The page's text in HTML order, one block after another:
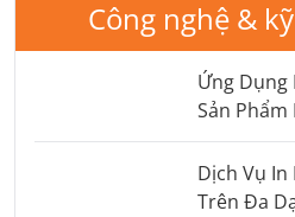
Công nghệ &
Ứng Dụng
Sản
Dịch Vụ
Trên Đa